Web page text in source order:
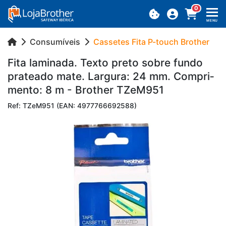
0
MENU
Consumíveis Cassetes Fita P-touch Brother
Fita la­mi­nada. Texto preto sobre fundo
pra­teado mate. Lar­gura: 24 mm. Com­pri­
mento: 8 m - Brother TZeM951
Ref: TZeM951 (EAN: 4977766692588)